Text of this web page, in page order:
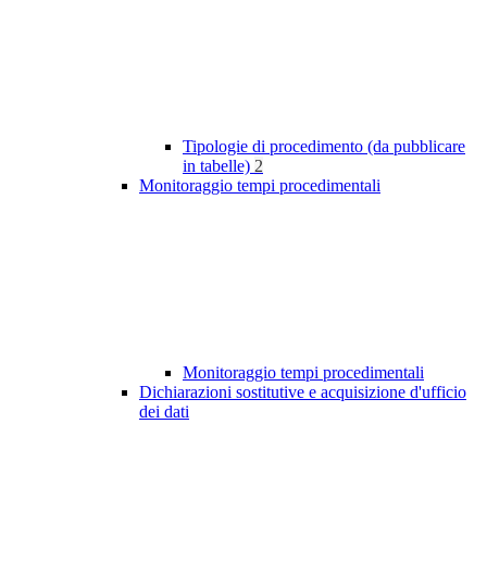
Tipologie di procedimento (da pubblicare
in tabelle) 2
Monitoraggio tempi procedimentali
Monitoraggio tempi procedimentali
Dichiarazioni sostitutive e acquisizione d'ufficio
dei dati